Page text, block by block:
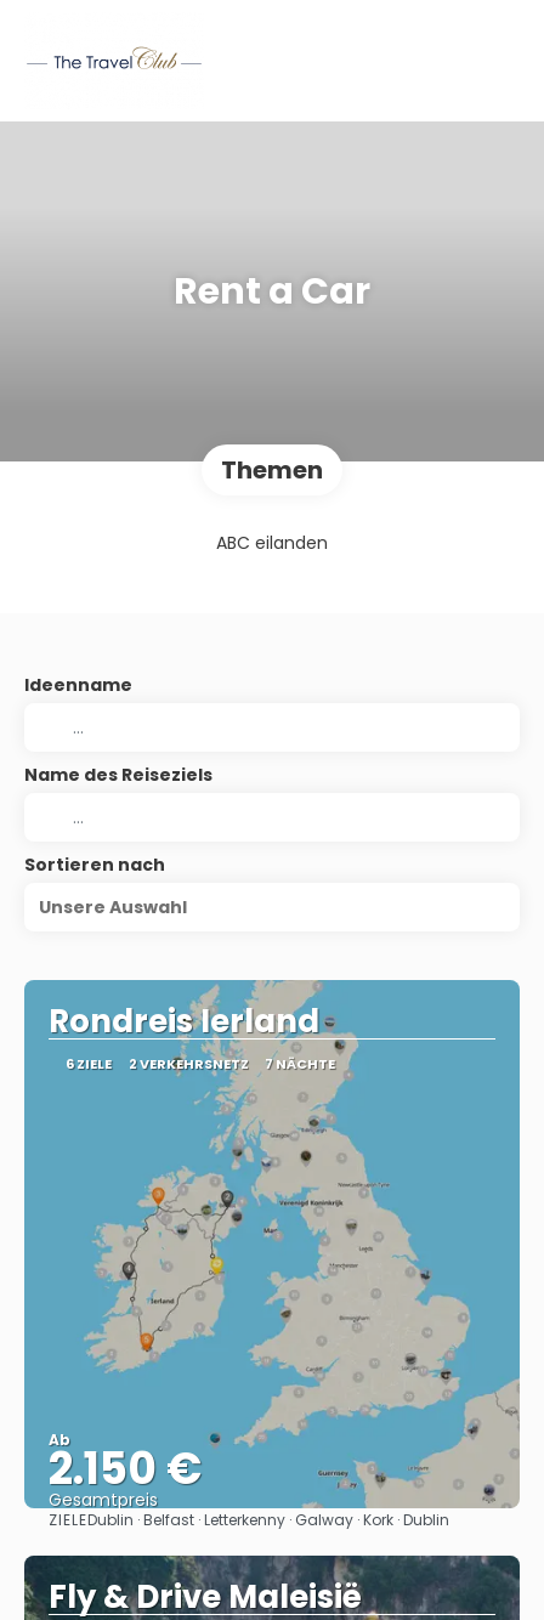
Rent a Car
Themen
ABC eilanden
Ideenname
Name des Reiseziels
Sortieren nach
Unsere Auswahl
Rondreis Ierland
6 ZIELE 2 VERKEHRSNETZ 7 NÄCHTE
Ab
2.150 €
Gesamtpreis
Sehen
ZIELEDublin · Belfast · Letterkenny · Galway · Kork · Dublin
Fly & Drive Maleisië